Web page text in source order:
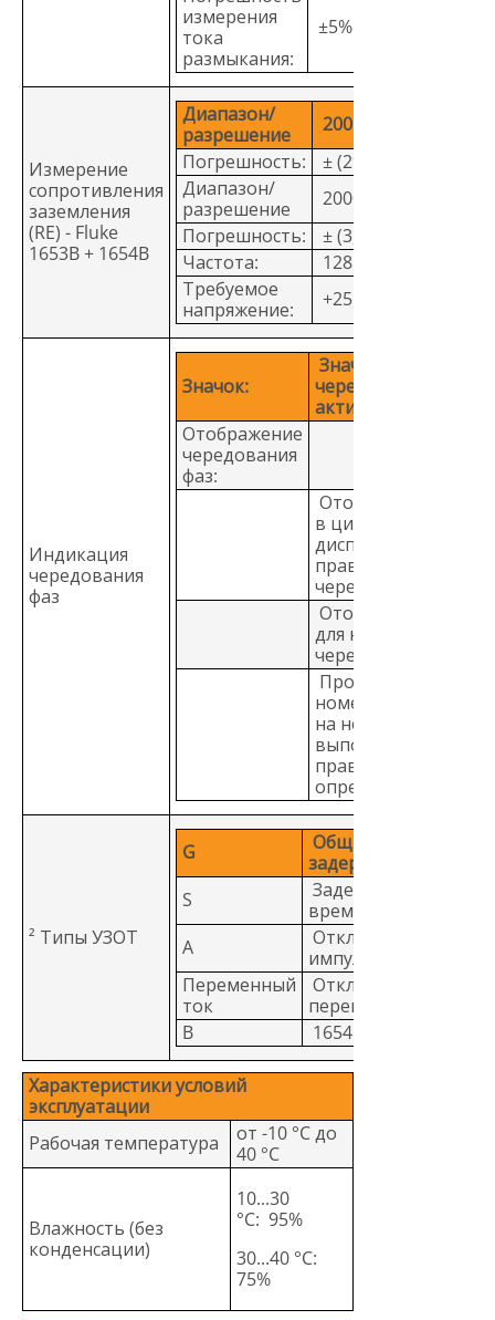
измерения
тока
размыкания:
±5%
Измерение
сопротивления
заземления
(RE) - Fluke
1653B + 1654B
Диапазон/
разрешение
200 Ом/0,1 Ом
Погрешность:
± (2% +5 знаков)
Диапазон/
разрешение
2000 Ом/1 Ом
Погрешность:
± (3,5% +10 знаков)
Частота:
128 Гц
Требуемое
напряжение:
+25 В
Индикация
чередования
фаз
Значок:
Значок «Индикатор
чередования фаз»
активен
Отображение
чередования
фаз:
Отображение '1-2-3'
в цифровом поле
дисплея для
правильного
чередования.
Отображение ‘3-2-1’
для неправильного
чередования.
Прочерки вместо
номера указывают
на невозможность
выполнения
правильного
определения.
² Типы УЗОТ
G
Общий, без
задержки
S
Задержка по
времени
А
Отклик на
импульсный сигнал
Переменный
ток
Отклик на
переменный ток
B
1654B
Характеристики условий
эксплуатации
Рабочая температура
от -10 °C до
40 °C
Влажность (без
конденсации)
10...30
°C: 95%
30...40 °C:
75%